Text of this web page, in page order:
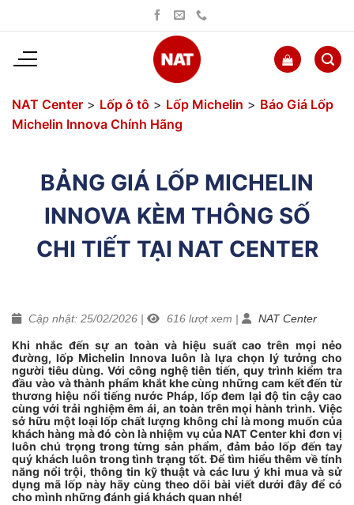
dung
NAT Center > Lốp ô tô > Lốp Michelin > Báo Giá Lốp
Michelin Innova Chính Hãng
BẢNG GIÁ LỐP MICHELIN
INNOVA KÈM THÔNG SỐ
CHI TIẾT TẠI NAT CENTER
Cập nhật: 25/02/2026 | 616 lượt xem | NAT Center
Khi nhắc đến sự an toàn và hiệu suất cao trên mọi nẻo
đường, lốp Michelin Innova luôn là lựa chọn lý tưởng cho
người tiêu dùng.Với công nghệ tiên tiến, quy trình kiểm tra
đầu vào và thành phẩm khắt khe cùng những cam kết đến từ
thương hiệu nổi tiếng nước Pháp, lốp đem lại độ tin cậy cao
cùng với trải nghiệm êm ái, an toàn trên mọi hành trình. Việc
sở hữu một loại lốp chất lượng không chỉ là mong muốn của
khách hàng mà đó còn là nhiệm vụ của NAT Center khi đơn vị
luôn chú trọng trong từng sản phẩm, đảm bảo lốp đến tay
quý khách luôn trong tình trạng tốt. Để tìm hiểu thêm về tính
năng nổi trội, thông tin kỹ thuật và các lưu ý khi mua và sử
dụng mã lốp này hãy cùng theo dõi bài viết dưới đây để có
cho mình những đánh giá khách quan nhé!